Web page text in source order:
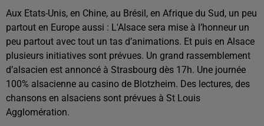
Aux Etats-Unis, en Chine, au Brésil, en Afrique du Sud, un peu
partout en Europe aussi : L'Alsace sera mise à l’honneur un
peu partout avec tout un tas d’animations. Et puis en Alsace
plusieurs initiatives sont prévues. Un grand rassemblement
d’alsacien est annoncé à Strasbourg dès 17h. Une journée
100% alsacienne au casino de Blotzheim. Des lectures, des
chansons en alsaciens sont prévues à St Louis
Agglomération.